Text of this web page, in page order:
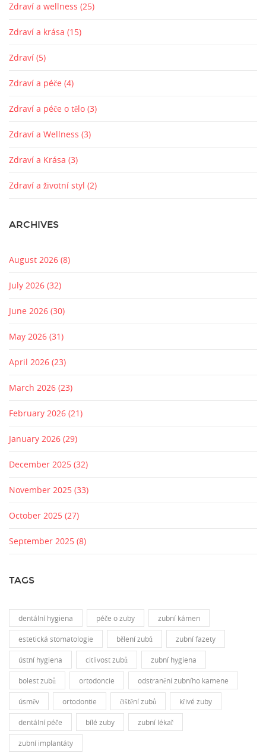
Zdraví a wellness (25)
Zdraví a krása (15)
Zdraví (5)
Zdraví a péče (4)
Zdraví a péče o tělo (3)
Zdraví a Wellness (3)
Zdraví a Krása (3)
Zdraví a životní styl (2)
ARCHIVES
August 2026 (8)
July 2026 (32)
June 2026 (30)
May 2026 (31)
April 2026 (23)
March 2026 (23)
February 2026 (21)
January 2026 (29)
December 2025 (32)
November 2025 (33)
October 2025 (27)
September 2025 (8)
TAGS
dentální hygiena péče o zuby zubní kámen
estetická stomatologie bělení zubů zubní fazety
ústní hygiena citlivost zubů zubní hygiena
bolest zubů ortodoncie odstranění zubního kamene
úsměv ortodontie čištění zubů křivé zuby
dentální péče bílé zuby zubní lékař
zubní implantáty